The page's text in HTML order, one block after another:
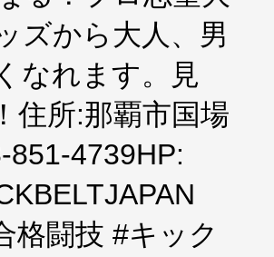
ズから大人、男
なれます。見
住所:那覇市国場
4739HP:
格闘技 #キック